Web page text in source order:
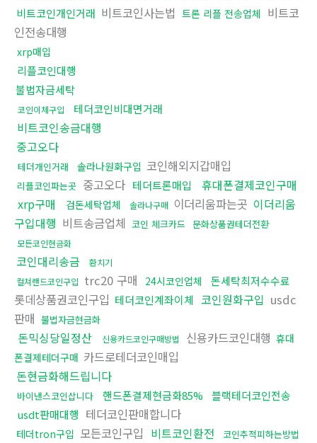
비트코인개인거래 비트코인사는법 트론 리플 전송업체 비트코
인전송대행
xrp매입
리플코인대행
불법자금세탁
코인이체구입 테더코인비대면거래
비트코인송금대행
중고오다
테더개인거래 솔라나원화구입 코인해외지갑매입
리플코인파는곳 중고오다 테더트론매입
휴대폰결제코인구매
xrp구매
검돈세탁업체 솔라나구매 이더리움파는곳 이더리움
구입대행 비트송금업체 코인 체크카드 문화상품권테더전환
모든코인현금화
코인대리송금
환치기
컬쳐랜드코인구입 trc20 구매 24시코인업체 돈세탁최저수수료
롯데상품권코인구입 테더코인계좌이체 코인원화구입 usdc
판매 불법자금현금화
돈믹싱당일정산 신용카드코인구매방법 신용카드코인대행 휴대
폰결제테더구매 카드로테더코인매입
돈현금화해드립니다
바이낸스코인삽니다 핸드폰결제현금화85%
블랙테더코인전송
usdt판매대행 테더코인판매합니다
테더tron구입 모든코인구입 비트코인환전 코인추적피하는방법